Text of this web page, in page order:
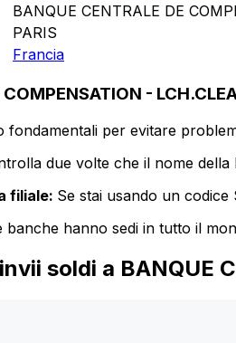
BANQUE CENTRALE DE
PARIS
Francia
COMPENSATION -
per evitare
due volte che il nome
filiale: Se stai usando un
banche hanno sedi in tutto il
soldi a BANQUE